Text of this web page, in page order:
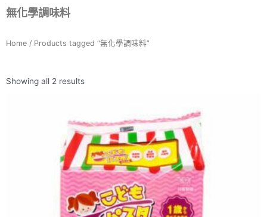
無化學調味料
Home / Products tagged “無化學調味料”
Showing all 2 results